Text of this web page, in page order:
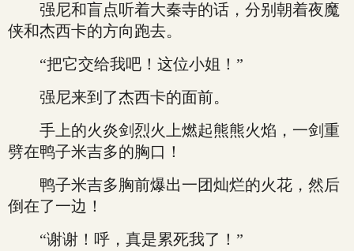
强尼和盲点听着大秦寺的话，分别朝着夜魔
侠和杰西卡的方向跑去。
“把它交给我吧！这位小姐！”
强尼来到了杰西卡的面前。
手上的火炎剑烈火上燃起熊熊火焰，一剑重
劈在鸭子米吉多的胸口！
鸭子米吉多胸前爆出一团灿烂的火花，然后
倒在了一边！
“谢谢！呼，真是累死我了！”